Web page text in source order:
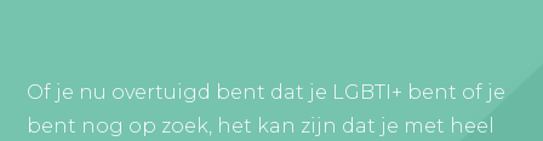
Of je nu overtuigd bent dat je LGBTI+ bent of je
bent nog op zoek, het kan zijn dat je met heel